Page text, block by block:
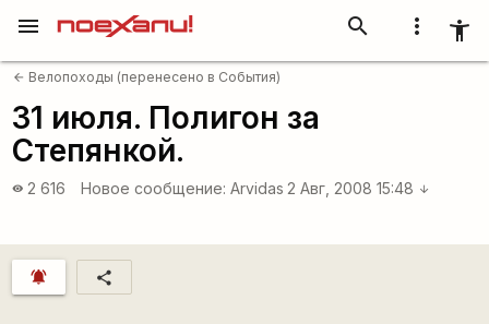
more_vert accessibility_new
search
menu
arrow_back Велопоходы (перенесено в События)
31 июля. Полигон за
Степянкой.
visibility 2 616 Новое сообщение: Arvidas 2 Авг, 2008 15:48 arrow_downward
notifications_active share